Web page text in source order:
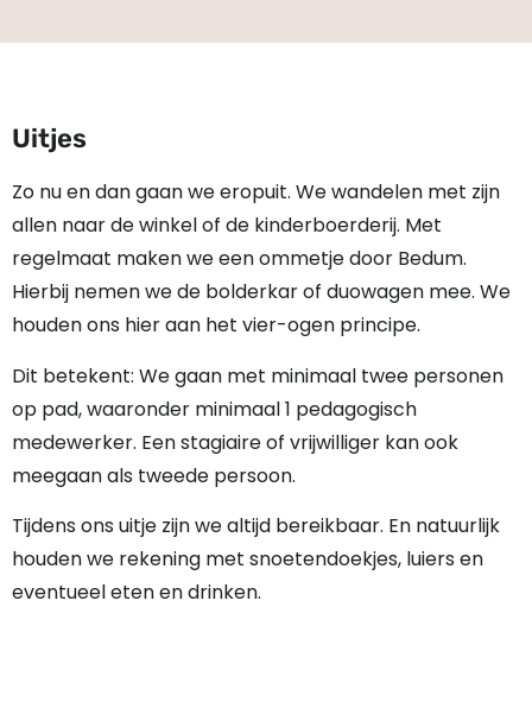
Uitjes
Zo nu en dan gaan we eropuit. We wandelen met zijn
allen naar de winkel of de kinderboerderij. Met
regelmaat maken we een ommetje door Bedum.
Hierbij nemen we de bolderkar of duowagen mee. We
houden ons hier aan het vier-ogen principe.
Dit betekent: We gaan met minimaal twee personen
op pad, waaronder minimaal 1 pedagogisch
medewerker. Een stagiaire of vrijwilliger kan ook
meegaan als tweede persoon.
Tijdens ons uitje zijn we altijd bereikbaar. En natuurlijk
houden we rekening met snoetendoekjes, luiers en
eventueel eten en drinken.